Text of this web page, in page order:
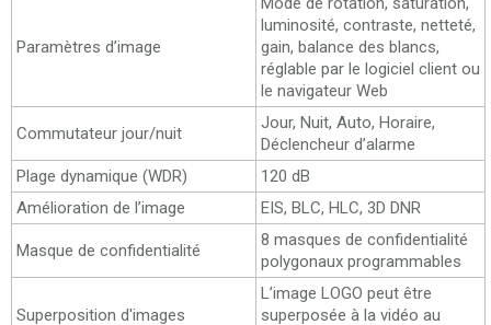
Paramètres d’image
luminosité, contraste, netteté,
gain, balance des blancs,
réglable par le logiciel client ou
le navigateur Web
Commutateur jour/nuit
Jour, Nuit, Auto, Horaire,
Déclencheur d’alarme
Plage dynamique (WDR)
120 dB
Amélioration de l’image
EIS, BLC, HLC, 3D DNR
Masque de confidentialité
8 masques de confidentialité
polygonaux programmables
Superposition d'images
L’image LOGO peut être
superposée à la vidéo au